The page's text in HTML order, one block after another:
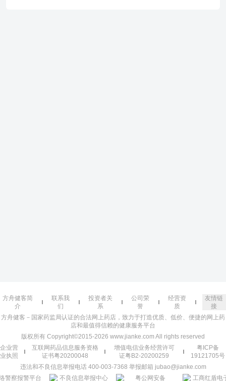
方舟健客简
介
联系我
们
投资者关
系
公司荣
誉
经营资
质
友情链
接
方舟健客－国家药监局认证的合法网上药店，致力于打造优质、低价、便捷的网上药
店和最值得信赖的健康服务平台
版权所有 Copyright©2015-2026 www.jianke.com All rights reserved
企业营
业执照
互联网药品信息服务资格
证书粤20200048
增值电信业务经营许可
证粤B2-20200259
粤ICP备
19121705号
违法和不良信息举报电话 400-003-7368 举报邮箱 jubao@jianke.com